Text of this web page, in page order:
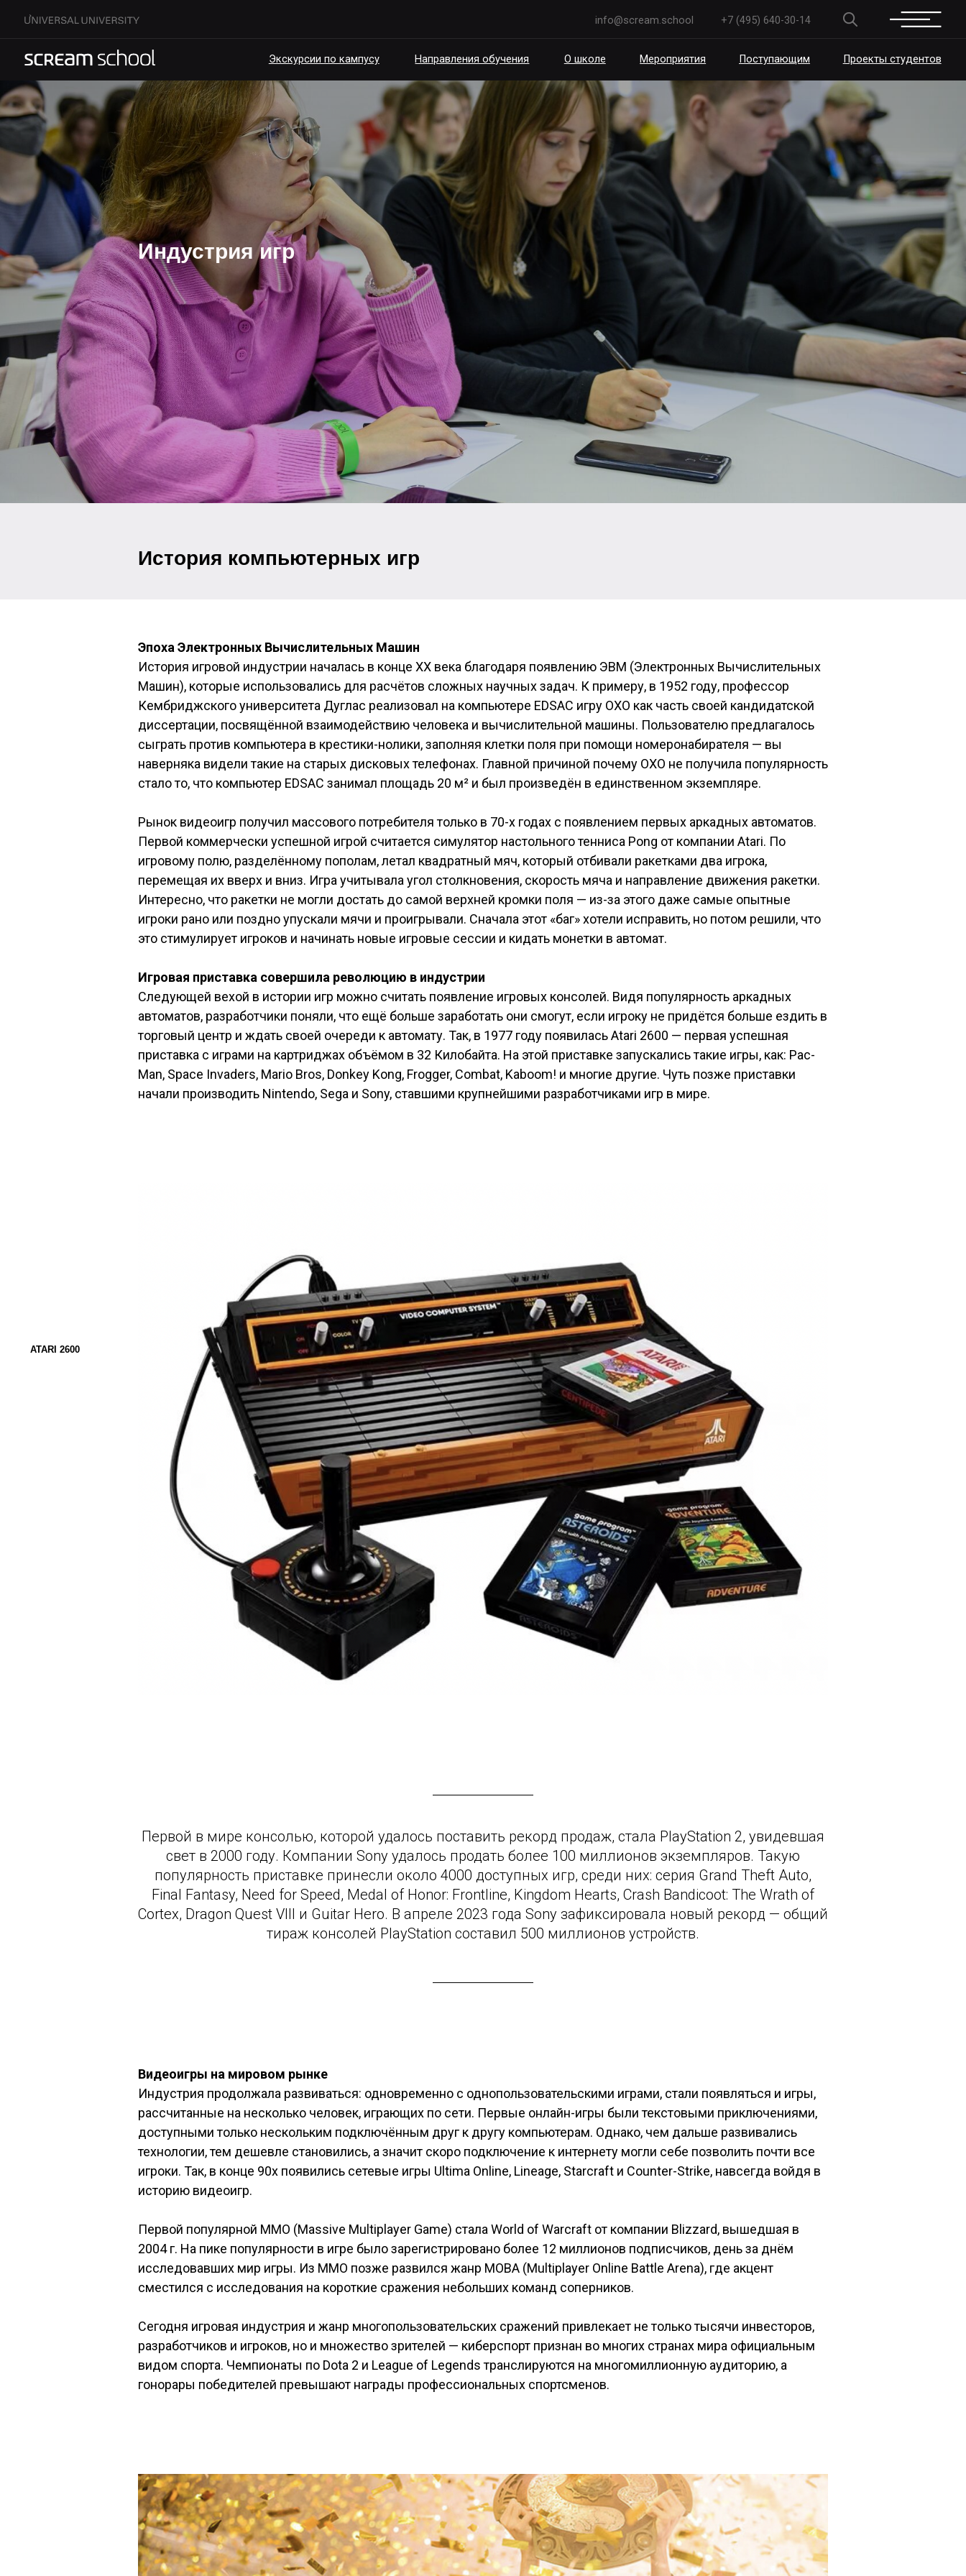
info@scream.school
Экскурсии по кампусу Направления обучения
+7 (495) 640-30-14
Индустрия игр
История компьютерных игр
Эпоха Электронных Вычислительных Машин
История игровой индустрии началась в конце XX века благодаря появлению ЭВМ (Электронных Вычислительных
Машин), которые использовались для расчётов сложных научных задач. К примеру, в 1952 году, профессор
Кембриджского университета Дуглас реализовал на компьютере EDSAC игру OXO как часть своей кандидатской
диссертации, посвящённой взаимодействию человека и вычислительной машины. Пользователю предлагалось
сыграть против компьютера в крестики-нолики, заполняя клетки поля при помощи номеронабирателя — вы
наверняка видели такие на старых дисковых телефонах. Главной причиной почему OXO не получила популярность
стало то, что компьютер EDSAC занимал площадь 20 м² и был произведён в единственном экземпляре.
Рынок видеоигр получил массового потребителя только в 70-х годах с появлением первых аркадных автоматов.
Первой коммерчески успешной игрой считается симулятор настольного тенниса Pong от компании Atari. По
игровому полю, разделённому пополам, летал квадратный мяч, который отбивали ракетками два игрока,
перемещая их вверх и вниз. Игра учитывала угол столкновения, скорость мяча и направление движения ракетки.
Интересно, что ракетки не могли достать до самой верхней кромки поля — из-за этого даже самые опытные
игроки рано или поздно упускали мячи и проигрывали. Сначала этот «баг» хотели исправить, но потом решили, что
это стимулирует игроков и начинать новые игровые сессии и кидать монетки в автомат.
Игровая приставка совершила революцию в индустрии
Следующей вехой в истории игр можно считать появление игровых консолей. Видя популярность аркадных
автоматов, разработчики поняли, что ещё больше заработать они смогут, если игроку не придётся больше ездить в
торговый центр и ждать своей очереди к автомату. Так, в 1977 году появилась Atari 2600 — первая успешная
приставка с играми на картриджах объёмом в 32 Килобайта. На этой приставке запускались такие игры, как: Pac-
Man, Space Invaders, Mario Bros, Donkey Kong, Frogger, Combat, Kaboom! и многие другие. Чуть позже приставки
начали производить Nintendo, Sega и Sony, ставшими крупнейшими разработчиками игр в мире.
ATARI 2600
Первой в мире консолью, которой удалось поставить рекорд продаж, стала PlayStation 2, увидевшая
свет в 2000 году. Компании Sony удалось продать более 100 миллионов экземпляров. Такую
популярность приставке принесли около 4000 доступных игр, среди них: серия Grand Theft Auto,
Final Fantasy, Need for Speed, Medal of Honor: Frontline, Kingdom Hearts, Crash Bandicoot: The Wrath of
Cortex, Dragon Quest VIII и Guitar Hero. В апреле 2023 года Sony зафиксировала новый рекорд — общий
тираж консолей PlayStation составил 500 миллионов устройств.
Видеоигры на мировом рынке
Индустрия продолжала развиваться: одновременно с однопользовательскими играми, стали появляться и игры,
рассчитанные на несколько человек, играющих по сети. Первые онлайн-игры были текстовыми приключениями,
доступными только нескольким подключённым друг к другу компьютерам. Однако, чем дальше развивались
технологии, тем дешевле становились, а значит скоро подключение к интернету могли себе позволить почти все
игроки. Так, в конце 90х появились сетевые игры Ultima Online, Lineage, Starcraft и Counter-Strike, навсегда войдя в
историю видеоигр.
Первой популярной MMO (Massive Multiplayer Game) стала World of Warcraft от компании Blizzard, вышедшая в
2004 г. На пике популярности в игре было зарегистрировано более 12 миллионов подписчиков, день за днём
исследовавших мир игры. Из ММО позже развился жанр MOBA (Multiplayer Online Battle Arena), где акцент
сместился с исследования на короткие сражения небольших команд соперников.
Сегодня игровая индустрия и жанр многопользовательских сражений привлекает не только тысячи инвесторов,
разработчиков и игроков, но и множество зрителей — киберспорт признан во многих странах мира официальным
видом спорта. Чемпионаты по Dota 2 и League of Legends транслируются на многомиллионную аудиторию, а
гонорары победителей превышают награды профессиональных спортсменов.